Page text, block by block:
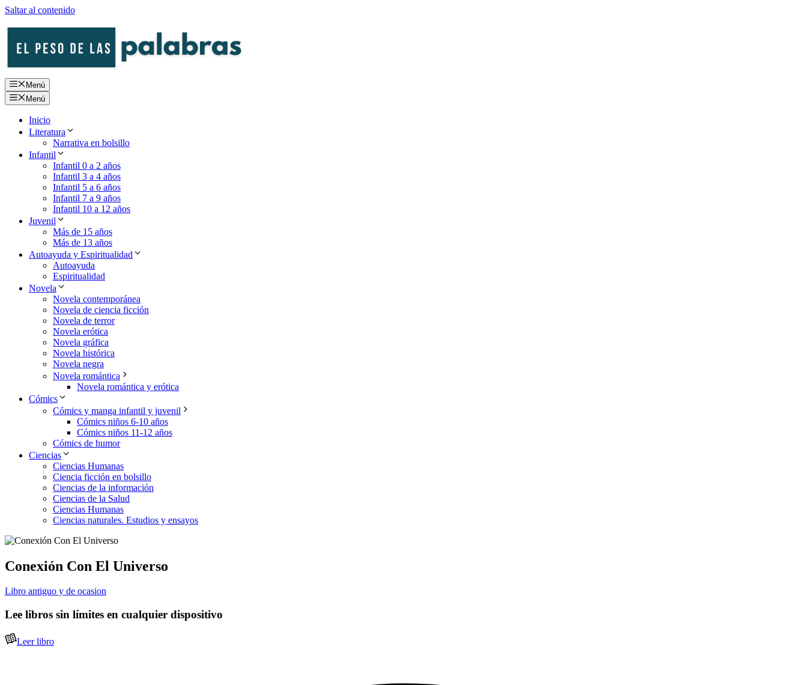
Saltar al contenido
Menú
Menú
Inicio
Literatura
Narrativa en bolsillo
Infantil
Infantil 0 a 2 años
Infantil 3 a 4 años
Infantil 5 a 6 años
Infantil 7 a 9 años
Infantil 10 a 12 años
Juvenil
Más de 15 años
Más de 13 años
Autoayuda y Espiritualidad
Autoayuda
Espiritualidad
Novela
Novela contemporánea
Novela de ciencia ficción
Novela de terror
Novela erótica
Novela gráfica
Novela histórica
Novela negra
Novela romántica
Novela romántica y erótica
Cómics
Cómics y manga infantil y juvenil
Cómics niños 6-10 años
Cómics niños 11-12 años
Cómics de humor
Ciencias
Ciencias Humanas
Ciencia ficción en bolsillo
Ciencias de la información
Ciencias de la Salud
Ciencias Humanas
Ciencias naturales. Estudios y ensayos
Conexión Con El Universo
Libro antiguo y de ocasion
Lee libros sin límites en cualquier dispositivo
Leer libro